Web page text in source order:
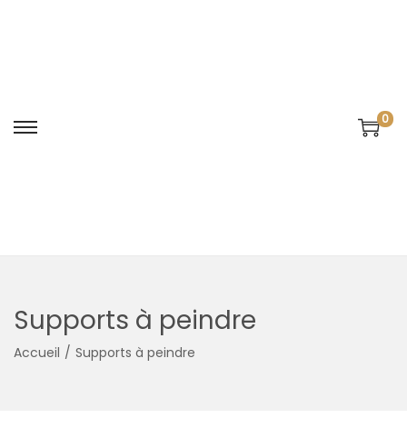
0
Supports à peindre
Accueil / Supports à peindre